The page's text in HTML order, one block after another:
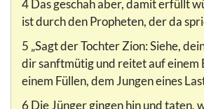
4 Das geschah aber, damit erfüllt
ist durch den Propheten, der da
5 „Sagt der Tochter Zion: Siehe,
dir sanftmütig und reitet auf einem
einem Füllen, dem Jungen eines
6 Die Jünger gingen hin und taten,